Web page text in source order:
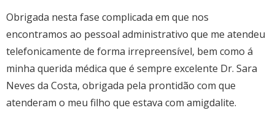
Obrigada nesta fase complicada em que nos
encontramos ao pessoal administrativo que me atendeu
telefonicamente de forma irrepreensível, bem como á
minha querida médica que é sempre excelente Dr. Sara
Neves da Costa, obrigada pela prontidão com que
atenderam o meu filho que estava com amigdalite.